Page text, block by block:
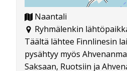
Naantali
Ryhmälenkin
Täältä lähtee Finnlinesin
pysähtyy myös
Saksaan, Ruotsiin ja